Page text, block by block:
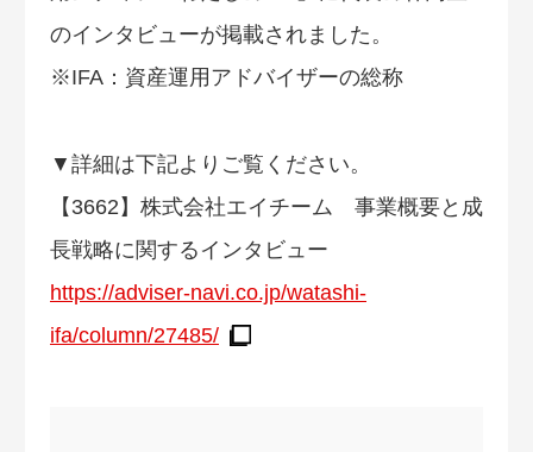
のインタビューが掲載されました。
※IFA：資産運用アドバイザーの総称
▼詳細は下記よりご覧ください。
【3662】株式会社エイチーム 事業概要と成
長戦略に関するインタビュー
https://adviser-navi.co.jp/watashi-
ifa/column/27485/